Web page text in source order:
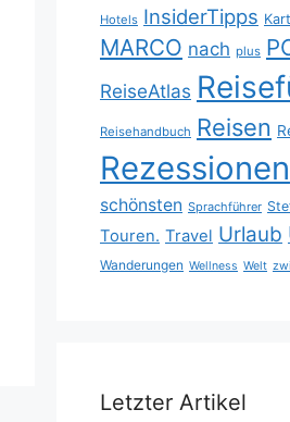
Hotels InsiderTipps
MARCO nach plus
ReiseAtlas
Reisehandbuch Reisen
Rezessionen
schönsten Sprachführer
Touren. Travel Urlaub
Wanderungen Wellness Welt
Letzter Artikel